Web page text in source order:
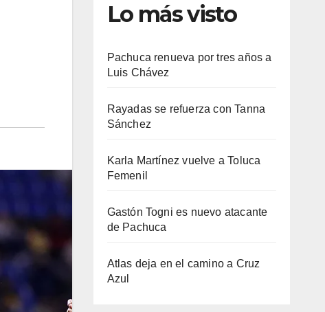
Lo más visto
Pachuca renueva por tres años a
Luis Chávez
Rayadas se refuerza con Tanna
Sánchez
Karla Martínez vuelve a Toluca
Femenil
Gastón Togni es nuevo atacante
de Pachuca
Atlas deja en el camino a Cruz
Azul